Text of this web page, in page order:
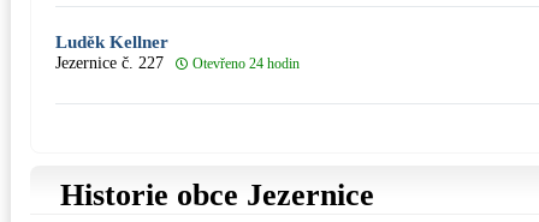
Luděk Kellner
Jezernice č. 227 Otevřeno 24 hodin
Historie obce Jezernice